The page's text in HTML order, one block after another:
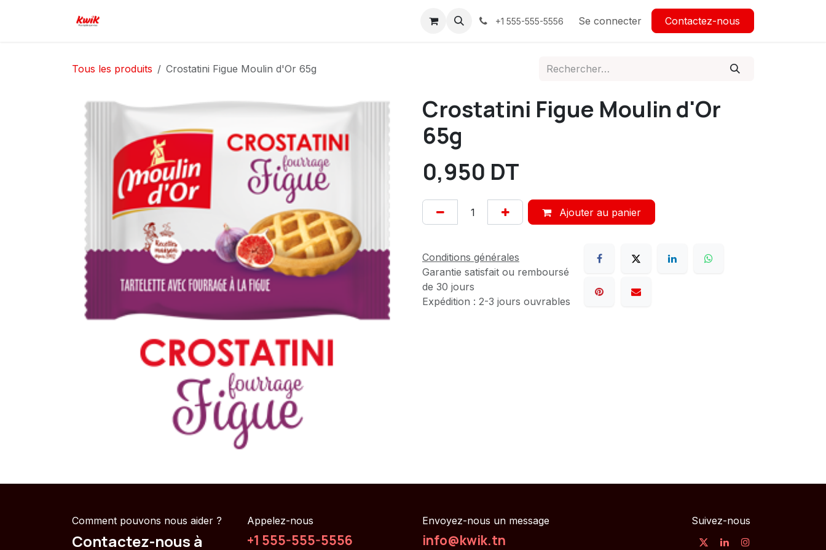
Contactez-nous Confidentialité+1 555-555-5556 Se connecter Contactez-nous
Tous les produits Crostatini Figue Moulin d'Or 65g
Crostatini Figue Moulin d'Or
65g
0,950 DT
Ajouter au panier
Conditions générales
Garantie satisfait ou remboursé
de 30 jours
Expédition : 2-3 jours ouvrables
Comment pouvons nous aider ?
Contactez-nous à
Appelez-nous
+1 555-555-5556
Envoyez-nous un message
info@kwik.tn
Suivez-nous